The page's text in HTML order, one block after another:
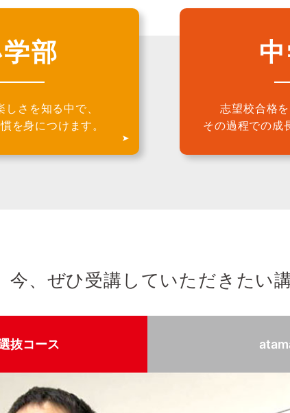
部
さを知る中で、
を身につけます。
志望校合格
その過程での成
今、ぜひ受講していただきたい
抜コース